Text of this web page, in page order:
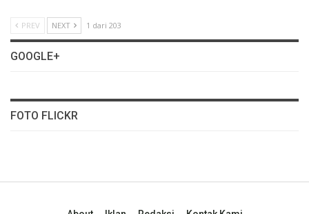
PREV NEXT 1 dari 203
GOOGLE+
FOTO FLICKR